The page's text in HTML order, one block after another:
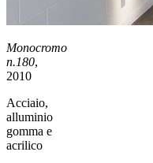
Monocromo
n.180,
2010
Acciaio,
alluminio
gomma e
acrilico